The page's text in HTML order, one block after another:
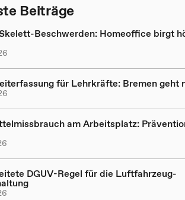
Beiträge
Beschwerden: Homeoffice birgt
für Lehrkräfte: Bremen geht
am Arbeitsplatz:
DGUV-Regel für die Luftfahrzeug-